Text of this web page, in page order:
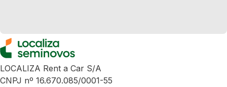
LOCALIZA Rent a Car S/A
CNPJ nº 16.670.085/0001-55